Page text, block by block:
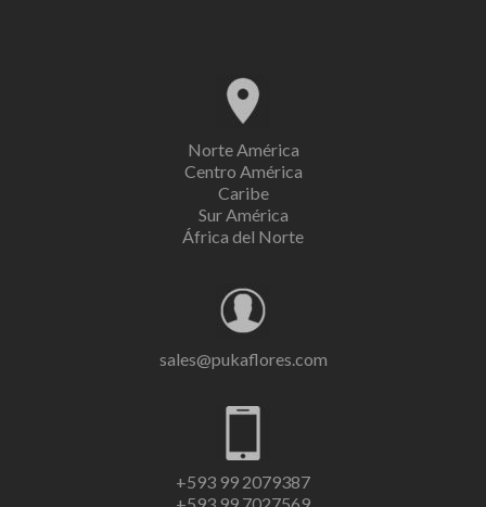
Norte América
Centro América
Caribe
Sur América
África del Norte
sales@pukaflores.com
+593 99 2079387